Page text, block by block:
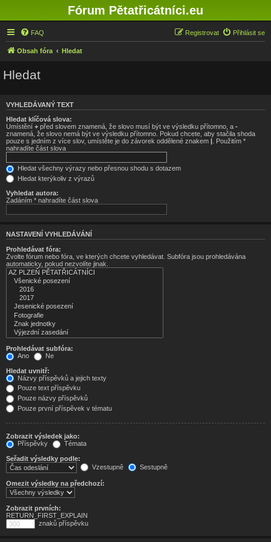
Fórum Pětatřicátníci.eu
FAQ Přihlásit se
Registrovat
Obsah fóra Hledat
Hledat
VYHLEDÁVANÝ TEXT
Hledat klíčová slova:
Umístění + před slovem znamená, že slovo musí být ve výsledku přítomno, a -
znamená, že slovo nemá být ve výsledku přítomno. Pokud chcete, aby stačila shoda
pouze s jedním z více slov, umístěte je do závorek oddělené znakem | . Použitím *
nahradíte část slova
Hledat všechny výrazy nebo přesnou shodu s dotazem
Hledat kterýkoliv z výrazů
Vyhledat autora:
Zadáním * nahradíte část slova
NASTAVENÍ VYHLEDÁVÁNÍ
Prohledávat fóra:
Zvolte fórum nebo fóra, ve kterých chcete vyhledávat. Subfóra jsou prohledávána
automaticky, pokud nezvolíte jinak.
Prohledávat subfóra:
Ano
Ne
Hledat uvnitř:
Názvy příspěvků a jejich texty
Pouze text příspěvku
Pouze názvy příspěvků
Pouze první příspěvek v tématu
Zobrazit výsledek jako:
Příspěvky
Témata
Seřadit výsledky podle:
Vzestupně
Sestupně
Omezit výsledky na předchozí:
Zobrazit prvních:
RETURN_FIRST_EXPLAIN
znaků příspěvku